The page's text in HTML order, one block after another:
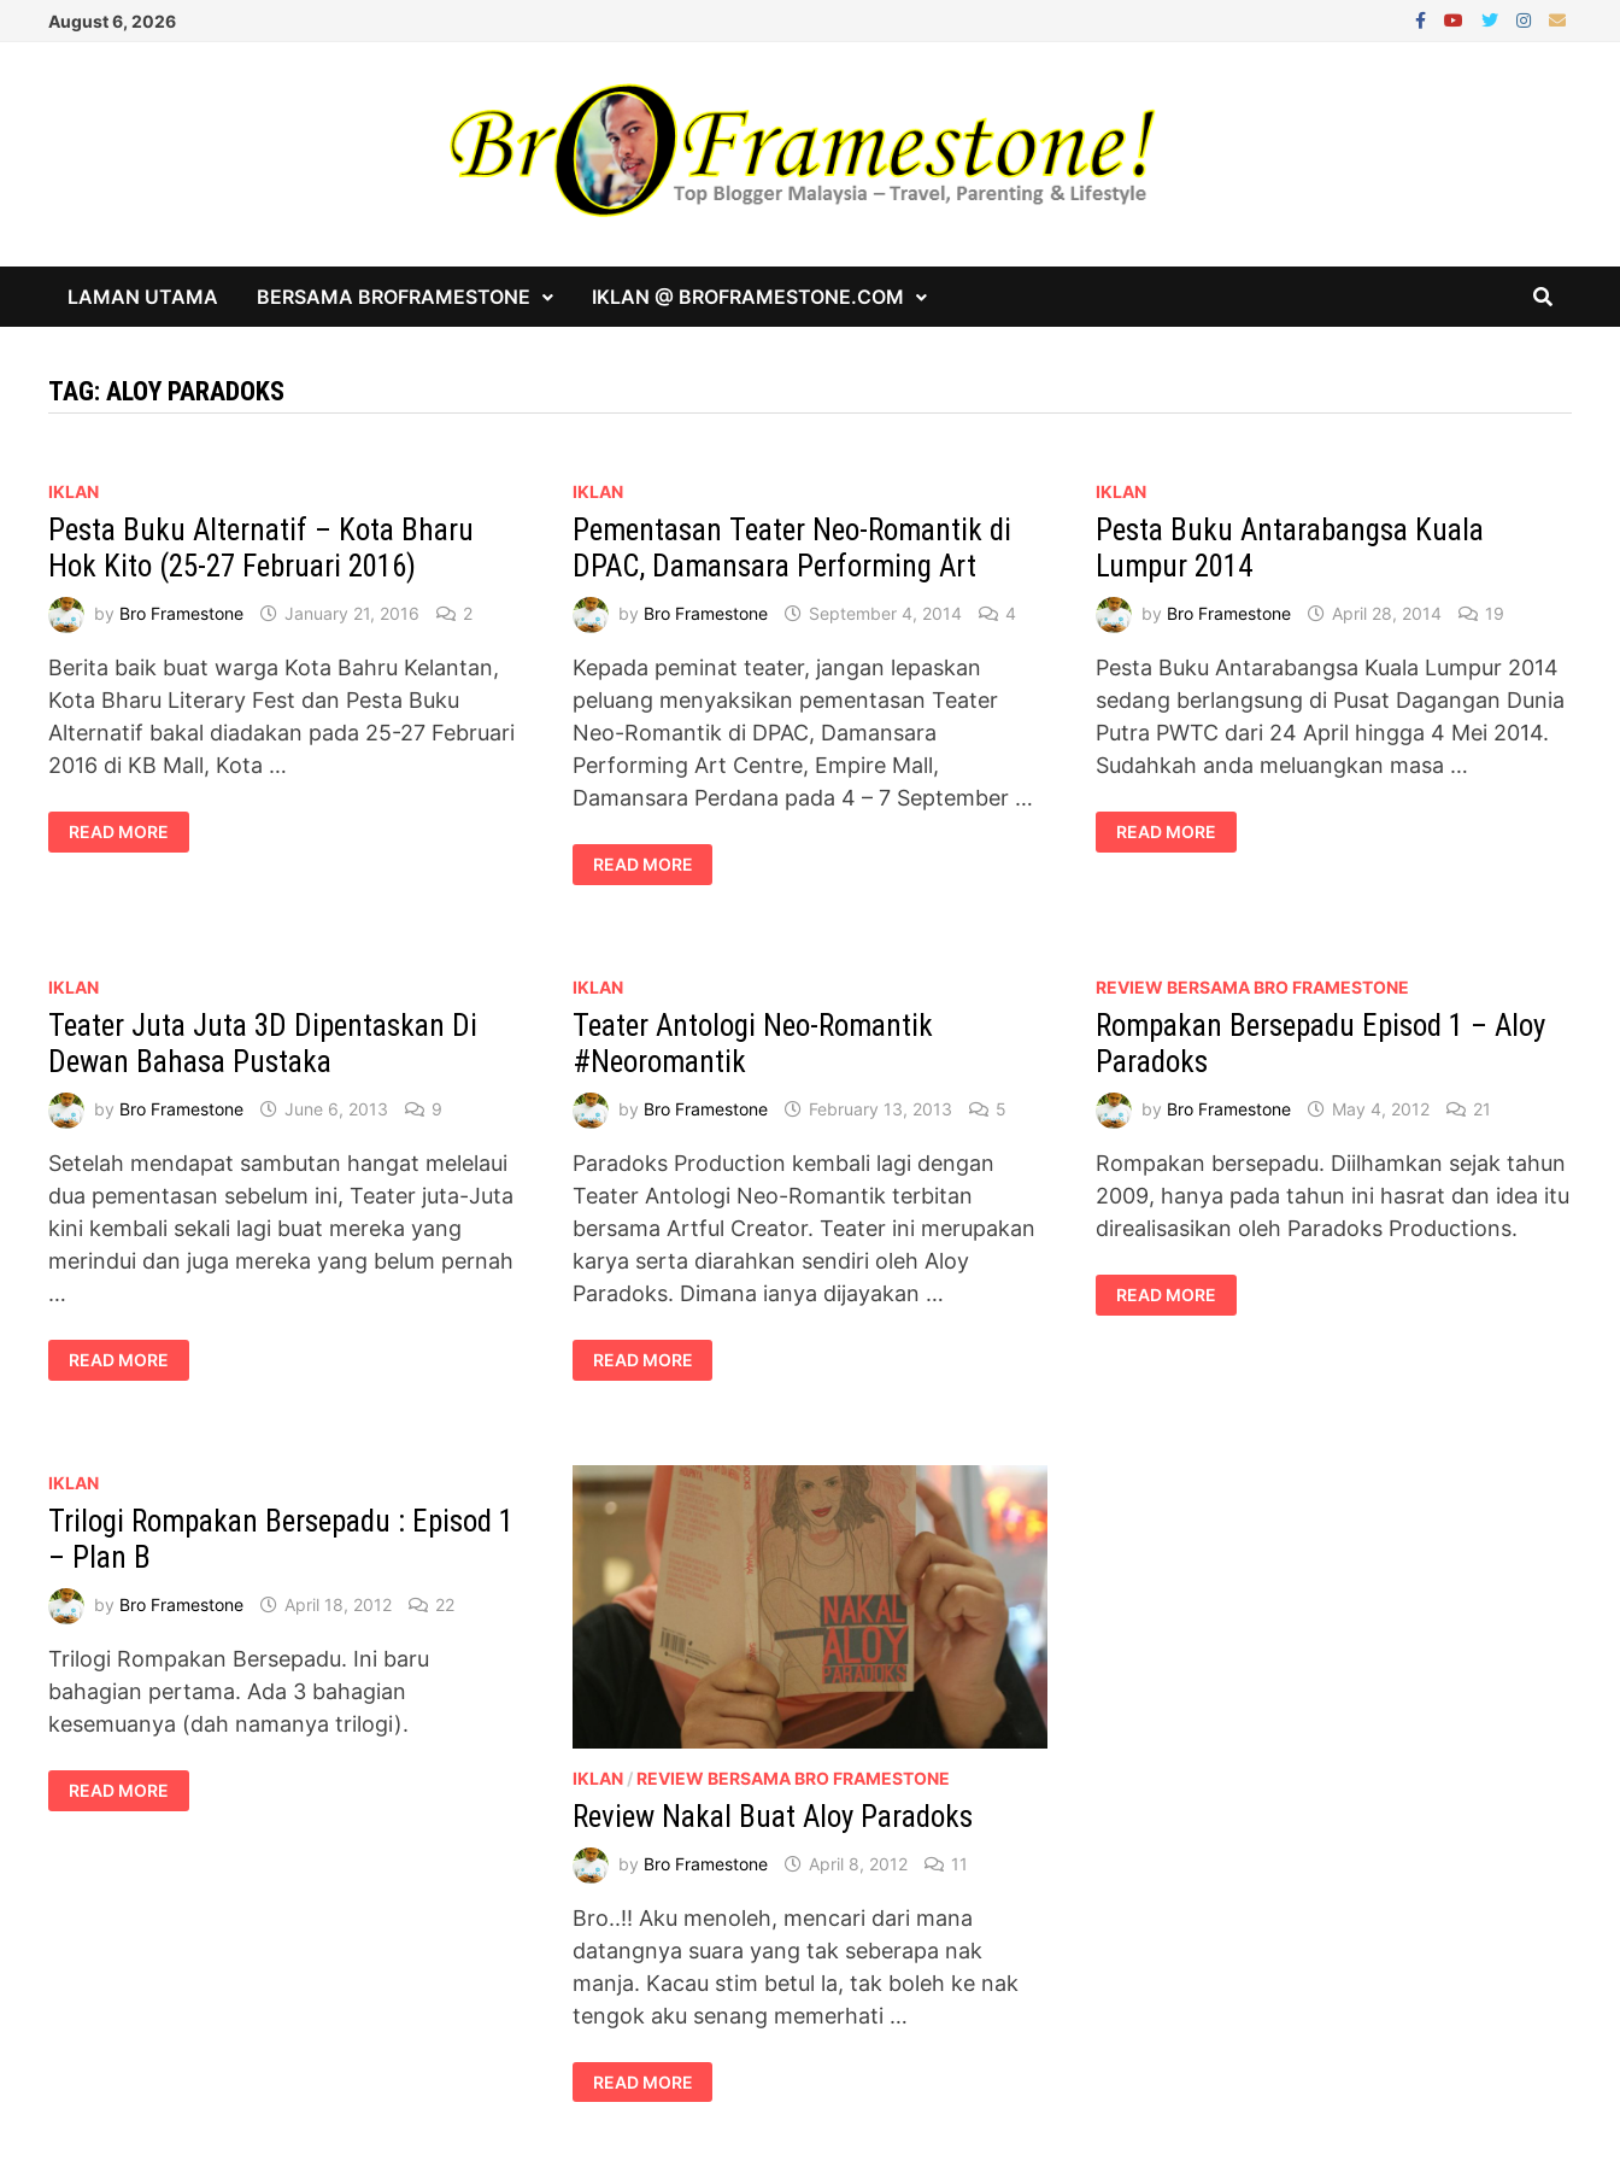
August 6, 2026
LAMAN UTAMA BERSAMA BROFRAMESTONE IKLAN @ BROFRAMESTONE.COM
TAG:ALOY PARADOKS
IKLAN
Pesta Buku Alternatif – Kota Bharu
Hok Kito (25-27 Februari 2016)
by Bro Framestone January 21, 2016 2
Berita baik buat warga Kota Bahru Kelantan,
Kota Bharu Literary Fest dan Pesta Buku
Alternatif bakal diadakan pada 25-27 Februari
2016 di KB Mall, Kota …
PESTA
BUKU
ALTERNATIF
FEBRUARI
READ MORE
IKLAN
Pementasan Teater Neo-Romantik di
DPAC, Damansara Performing Art
by Bro Framestone September 4, 2014 4
Kepada peminat teater, jangan lepaskan
peluang menyaksikan pementasan Teater
Neo-Romantik di DPAC, Damansara
Performing Art Centre, Empire Mall,
Damansara Perdana pada 4 – 7 September …
PEMENTASAN
TEATER
NEO-
ART
READ MORE
IKLAN
Pesta Buku Antarabangsa Kuala
Lumpur 2014
by Bro Framestone April 28, 2014 19
Pesta Buku Antarabangsa Kuala Lumpur 2014
sedang berlangsung di Pusat Dagangan Dunia
Putra PWTC dari 24 April hingga 4 Mei 2014.
Sudahkah anda meluangkan masa …
PESTA
BUKU
ANTARABANGSA
READ MORE
IKLAN
Teater Juta Juta 3D Dipentaskan Di
Dewan Bahasa Pustaka
by Bro Framestone June 6, 2013 9
Setelah mendapat sambutan hangat melelaui
dua pementasan sebelum ini, Teater juta-Juta
kini kembali sekali lagi buat mereka yang
merindui dan juga mereka yang belum pernah
…
TEATER
JUTA
JUTA
PUSTAKA
READ MORE
IKLAN
Teater Antologi Neo-Romantik
#Neoromantik
by Bro Framestone February 13, 2013 5
Paradoks Production kembali lagi dengan
Teater Antologi Neo-Romantik terbitan
bersama Artful Creator. Teater ini merupakan
karya serta diarahkan sendiri oleh Aloy
Paradoks. Dimana ianya dijayakan …
TEATER
ANTOLOGI
NEO-
READ MORE
REVIEW BERSAMA BRO FRAMESTONE
Rompakan Bersepadu Episod 1 – Aloy
Paradoks
by Bro Framestone May 4, 2012 21
Rompakan bersepadu. Diilhamkan sejak tahun
2009, hanya pada tahun ini hasrat dan idea itu
direalisasikan oleh Paradoks Productions.
ROMPAKAN
BERSEPADU
EPISOD
READ MORE
IKLAN
Trilogi Rompakan Bersepadu : Episod 1
– Plan B
by Bro Framestone April 18, 2012 22
Trilogi Rompakan Bersepadu. Ini baru
bahagian pertama. Ada 3 bahagian
kesemuanya (dah namanya trilogi).
TRILOGI
ROMPAKAN
BERSEPADU
READ MORE
IKLAN/ REVIEW BERSAMA BRO FRAMESTONE
Review Nakal Buat Aloy Paradoks
by Bro Framestone April 8, 2012 11
Bro..!! Aku menoleh, mencari dari mana
datangnya suara yang tak seberapa nak
manja. Kacau stim betul la, tak boleh ke nak
tengok aku senang memerhati …
REVIEW
NAKAL
BUAT
READ MORE